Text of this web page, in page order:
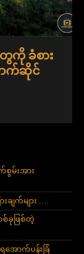
ကို ခံစား
ာက်ဆိုင်
စွမ်းအား
က်များ ….
ခုဖြစ်တဲ့
ောက်ပန်းခြံ